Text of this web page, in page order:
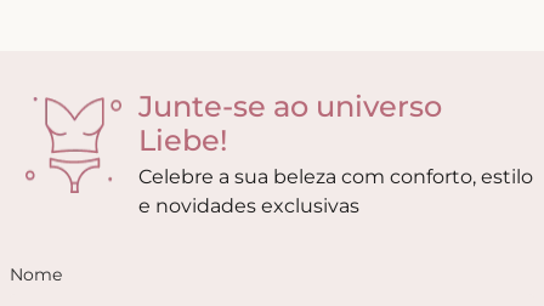
Junte-se ao universo
Liebe!
Celebre a sua beleza com conforto, estilo
e novidades exclusivas
Nome